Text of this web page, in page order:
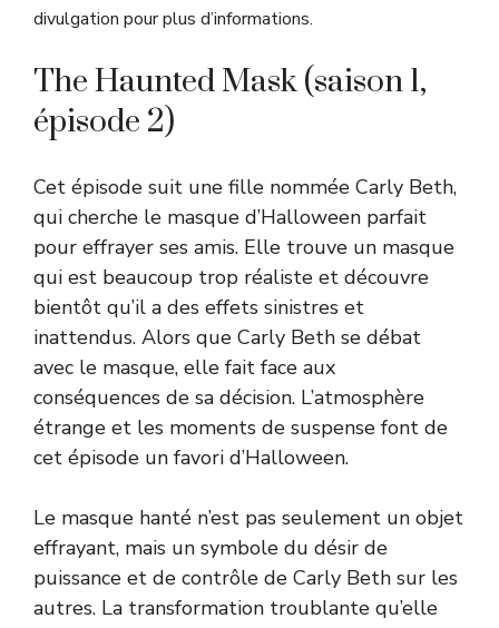
divulgation pour plus d’informations.
The Haunted Mask (saison 1,
épisode 2)
Cet épisode suit une fille nommée Carly Beth,
qui cherche le masque d’Halloween parfait
pour effrayer ses amis. Elle trouve un masque
qui est beaucoup trop réaliste et découvre
bientôt qu’il a des effets sinistres et
inattendus. Alors que Carly Beth se débat
avec le masque, elle fait face aux
conséquences de sa décision. L’atmosphère
étrange et les moments de suspense font de
cet épisode un favori d’Halloween.
Le masque hanté n’est pas seulement un objet
effrayant, mais un symbole du désir de
puissance et de contrôle de Carly Beth sur les
autres. La transformation troublante qu’elle